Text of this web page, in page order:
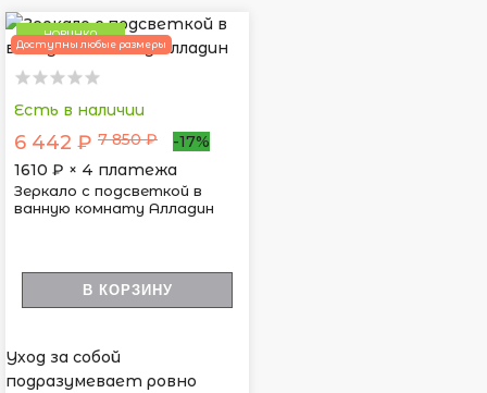
НОВИНКА
Доступны любые размеры
Есть в наличии
6 442 ₽ 7 850 ₽
-17%
1610 ₽ × 4 платежа
Зеркало с подсветкой в
ванную комнату Алладин
В КОРЗИНУ
Уход за собой
подразумевает ровно